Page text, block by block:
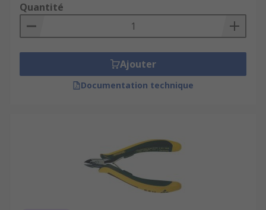
Quantité
Ajouter
Documentation technique